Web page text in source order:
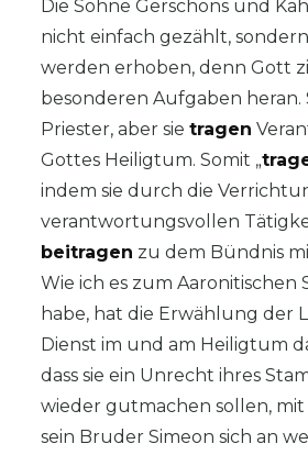
Die Söhne Gerschons und
nicht einfach gezählt,
werden erhoben, denn Gott
besonderen Aufgaben heran.
Priester, aber sietragen
Gottes Heiligtum. Somit „
indem sie durch die
verantwortungsvollen
beitragen zu dem Bündnis
Wie ich es zum Aaronitischen
habe, hat die Erwählung der
Dienst im und am Heiligtum
dass sie ein Unrecht ihres
wieder gutmachen sollen,
sein Bruder Simeon sich an